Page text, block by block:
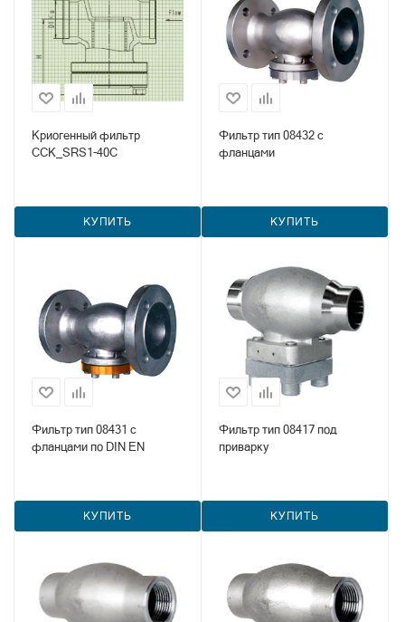
Криогенный фильтр
CCK_SRS1-40C
КУПИТЬ
Фильтр тип 08432 с
фланцами
КУПИТЬ
Фильтр тип 08431 с
фланцами по DIN EN
КУПИТЬ
Фильтр тип 08417 под
приварку
КУПИТЬ